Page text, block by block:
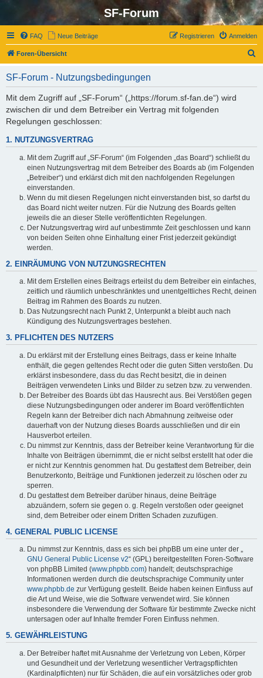
SF-Forum
FAQ Neue Beiträge Anmelden
Registrieren
Foren-Übersicht
SF-Forum - Nutzungsbedingungen
Mit dem Zugriff auf „SF-Forum“ („https://forum.sf-fan.de“) wird
zwischen dir und dem Betreiber ein Vertrag mit folgenden
Regelungen geschlossen:
1. NUTZUNGSVERTRAG
Mit dem Zugriff auf „SF-Forum“ (im Folgenden „das Board“) schließt du
einen Nutzungsvertrag mit dem Betreiber des Boards ab (im Folgenden
„Betreiber“) und erklärst dich mit den nachfolgenden Regelungen
einverstanden.
Wenn du mit diesen Regelungen nicht einverstanden bist, so darfst du
das Board nicht weiter nutzen. Für die Nutzung des Boards gelten
jeweils die an dieser Stelle veröffentlichten Regelungen.
Der Nutzungsvertrag wird auf unbestimmte Zeit geschlossen und kann
von beiden Seiten ohne Einhaltung einer Frist jederzeit gekündigt
werden.
2. EINRÄUMUNG VON NUTZUNGSRECHTEN
Mit dem Erstellen eines Beitrags erteilst du dem Betreiber ein einfaches,
zeitlich und räumlich unbeschränktes und unentgeltliches Recht, deinen
Beitrag im Rahmen des Boards zu nutzen.
Das Nutzungsrecht nach Punkt 2, Unterpunkt a bleibt auch nach
Kündigung des Nutzungsvertrages bestehen.
3. PFLICHTEN DES NUTZERS
Du erklärst mit der Erstellung eines Beitrags, dass er keine Inhalte
enthält, die gegen geltendes Recht oder die guten Sitten verstoßen. Du
erklärst insbesondere, dass du das Recht besitzt, die in deinen
Beiträgen verwendeten Links und Bilder zu setzen bzw. zu verwenden.
Der Betreiber des Boards übt das Hausrecht aus. Bei Verstößen gegen
diese Nutzungsbedingungen oder anderer im Board veröffentlichten
Regeln kann der Betreiber dich nach Abmahnung zeitweise oder
dauerhaft von der Nutzung dieses Boards ausschließen und dir ein
Hausverbot erteilen.
Du nimmst zur Kenntnis, dass der Betreiber keine Verantwortung für die
Inhalte von Beiträgen übernimmt, die er nicht selbst erstellt hat oder die
er nicht zur Kenntnis genommen hat. Du gestattest dem Betreiber, dein
Benutzerkonto, Beiträge und Funktionen jederzeit zu löschen oder zu
sperren.
Du gestattest dem Betreiber darüber hinaus, deine Beiträge
abzuändern, sofern sie gegen o. g. Regeln verstoßen oder geeignet
sind, dem Betreiber oder einem Dritten Schaden zuzufügen.
4. GENERAL PUBLIC LICENSE
Du nimmst zur Kenntnis, dass es sich bei phpBB um eine unter der „
GNU General Public License v2“ (GPL) bereitgestellten Foren-Software
von phpBB Limited (www.phpbb.com) handelt; deutschsprachige
Informationen werden durch die deutschsprachige Community unter
www.phpbb.de zur Verfügung gestellt. Beide haben keinen Einfluss auf
die Art und Weise, wie die Software verwendet wird. Sie können
insbesondere die Verwendung der Software für bestimmte Zwecke nicht
untersagen oder auf Inhalte fremder Foren Einfluss nehmen.
5. GEWÄHRLEISTUNG
Der Betreiber haftet mit Ausnahme der Verletzung von Leben, Körper
und Gesundheit und der Verletzung wesentlicher Vertragspflichten
(Kardinalpflichten) nur für Schäden, die auf ein vorsätzliches oder grob